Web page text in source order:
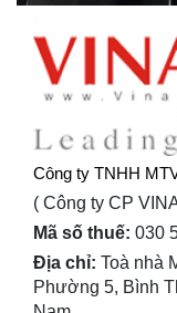
Công ty TNHH
( Công ty CP
Mã số thuế: 030
Địa chỉ: Toà nhà
Phường 5, Bình